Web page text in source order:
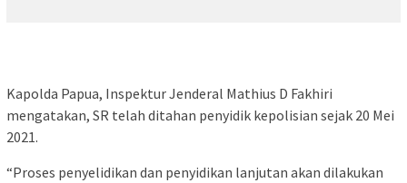
Kapolda Papua, Inspektur Jenderal Mathius D Fakhiri
mengatakan, SR telah ditahan penyidik kepolisian sejak 20 Mei
2021.
“Proses penyelidikan dan penyidikan lanjutan akan dilakukan